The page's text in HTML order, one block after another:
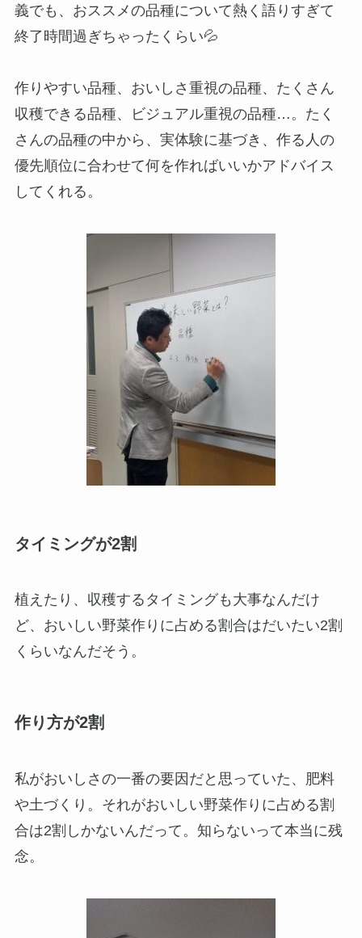
義でも、おススメの品種について熱く語りすぎて
終了時間過ぎちゃったくらい💦
作りやすい品種、おいしさ重視の品種、たくさん
収穫できる品種、ビジュアル重視の品種…。たく
さんの品種の中から、実体験に基づき、作る人の
優先順位に合わせて何を作ればいいかアドバイス
してくれる。
タイミングが2割
植えたり、収穫するタイミングも大事なんだけ
ど、おいしい野菜作りに占める割合はだいたい2割
くらいなんだそう。
作り方が2割
私がおいしさの一番の要因だと思っていた、肥料
や土づくり。それがおいしい野菜作りに占める割
合は2割しかないんだって。知らないって本当に残
念。